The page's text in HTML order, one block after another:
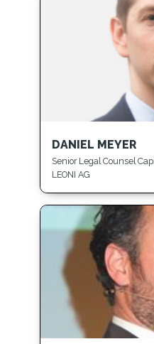
DANIEL MEYER
Senior Legal Counsel
LEONI AG